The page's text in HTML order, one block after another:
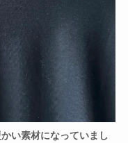
い素材になっていまし